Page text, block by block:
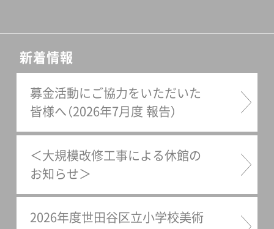
新着情報
募金活動にご協力をいただいた
皆様へ（2026年7月度 報告）
＜大規模改修工事による休館の
お知らせ＞
2026年度世田谷区立小学校美術